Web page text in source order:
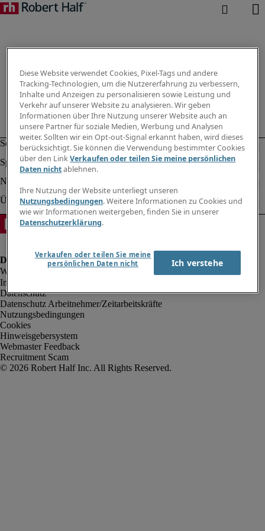
Impressum
Datenschutz
Datenschutz Arbeitnehmer/Zeitarbeitskräfte
Nutzungsbedingungen
Cookies
Hinweisgebersystem
Webmaster Feedback
Recruitment Scam
Diese Website verwendet Cookies, Pixel-Tags und andere
Tracking-Technologien, um die Nutzererfahrung zu verbessern,
Inhalte und Anzeigen zu personalisieren sowie Leistung und
Verkehr auf unserer Website zu analysieren. Wir geben
Informationen über Ihre Nutzung unserer Website auch an
unsere Partner für soziale Medien, Werbung und Analysen
weiter. Sollten wir ein Opt-out-Signal erkannt haben, wird dieses
berücksichtigt. Sie können die Verwendung bestimmter Cookies
über den LinkVerkaufen oder teilen Sie meine persönlichen
Daten nichtablehnen.
Ihre Nutzung der Website unterliegt unseren
Nutzungsbedingungen. Weitere Informationen zu Cookies und
wie wir Informationen weitergeben, finden Sie in unserer
Datenschutzerklärung.
Verkaufen oder teilen Sie meine
persönlichen Daten nicht
Ich verstehe